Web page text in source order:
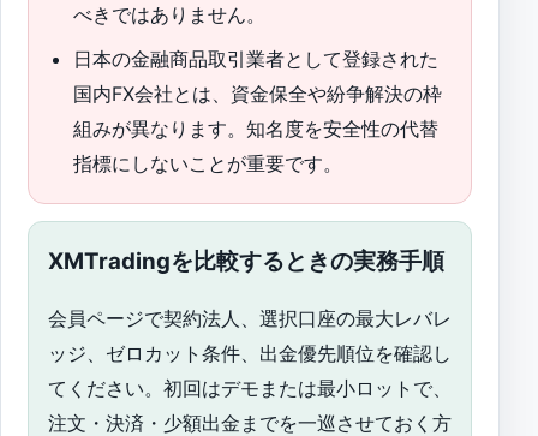
べきではありません。
日本の金融商品取引業者として登録された
国内FX会社とは、資金保全や紛争解決の枠
組みが異なります。知名度を安全性の代替
指標にしないことが重要です。
XMTradingを比較するときの実務手順
会員ページで契約法人、選択口座の最大レバレ
ッジ、ゼロカット条件、出金優先順位を確認し
てください。初回はデモまたは最小ロットで、
注文・決済・少額出金までを一巡させておく方